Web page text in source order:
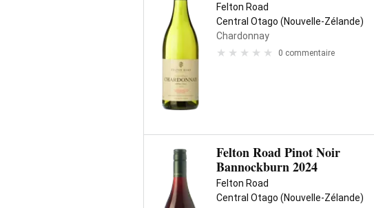
Felton Road
Central Otago (Nouvelle-Zélande)
Chardonnay
0 commentaire
Felton Road Pinot Noir
Bannockburn 2024
Felton Road
Central Otago (Nouvelle-Zélande)